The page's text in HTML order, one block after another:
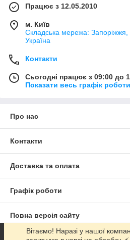
Працює з 12.05.2010
м. Київ
Складська мережа: Запоріжжя,
Україна
Контакти
Сьогодні працює з 09:00 до
Показати весь графік роботи
Про нас
Контакти
Доставка та оплата
Графік роботи
Повна версія сайту
Вітаємо! Наразі у нашої